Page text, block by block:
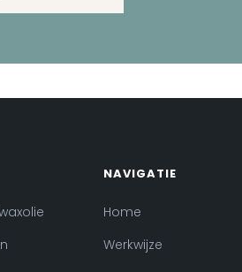
NAVIGATIE
Home
Werkwijze